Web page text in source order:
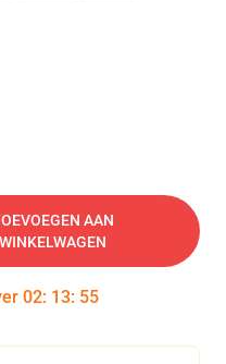
AAN
WINKELWAGEN
02: 13: 54